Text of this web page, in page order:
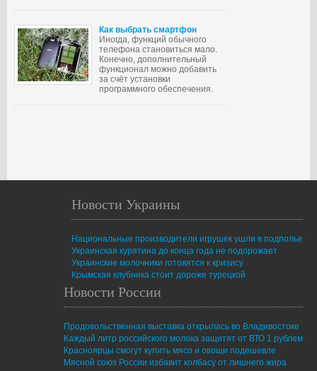
Как выбрать смартфон
Иногда, функций обычного
телефона становиться мало.
Конечно, дополнительный
функционал можно добавить
за счёт установки
программного обеспечения.
Новости Украины
Национальные производители игрушек ушли в подполье
Украинская курятина до конца года не подорожает
Украинские молочники готовятся к кризису
Крымская клубника стоит дороже турецкой
Новости России
Продовольственная выставка открылась во Владивостоке
Каждый литр российского молока защитят от ВТО 1 рублем
Красноярцы смогут купить мясо и овощи подешевле
Мясной союз России избавит колбасу от лишнего жира